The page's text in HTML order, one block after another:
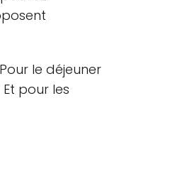
le déjeuner
pour les